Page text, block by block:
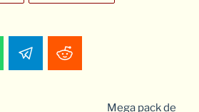
Mega pack de